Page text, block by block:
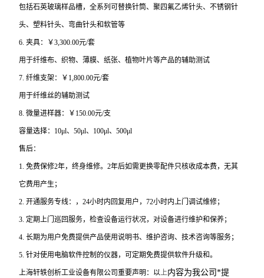
包括石英玻璃样品槽，全系列可替换针筒、聚四氟乙烯针头、不锈钢针
头、塑料针头、弯曲针头和软管等
6. 夹具：￥3,300.00元/套
用于纤维布、织物、薄膜、纸张、植物叶片等产品的辅助测试
7. 纤维支架：￥1,800.00元/套
用于纤维丝的辅助测试
8. 微量进样器：￥150.00元/支
容量选择：10μl、50μl、100μl、500μl
售后：
1.免费保修2年，终身维修。2年后如需更换零配件只核收成本费，无其
它费用产生；
2.开通服务专线：，24小时内回复用户，72小时内上门调试维修；
3. 定期上门巡回服务，检查设备运行状况，对设备进行维护和保养；
4.长期为用户免费提供产品使用说明书、维护咨询、技术咨询等服务；
5.针对使用电脑软件控制的仪器，可定期免费提供软件升级和。
上海轩轶创析工业设备有限公司重要声明：以上内容为我公司*提